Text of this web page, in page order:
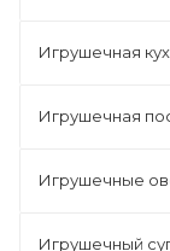
Игрушечная
Игрушечная
Игрушечные
Игрушечный